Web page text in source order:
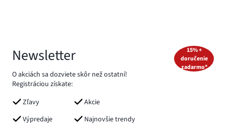
Newsletter
O akciách sa dozviete skôr než ostatní!
Registráciou získate:
Zľavy
Akcie
Výpredaje
Najnovšie trendy
15% +
doručenie
zadarmo*